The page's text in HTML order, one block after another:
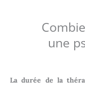
une
La durée de la